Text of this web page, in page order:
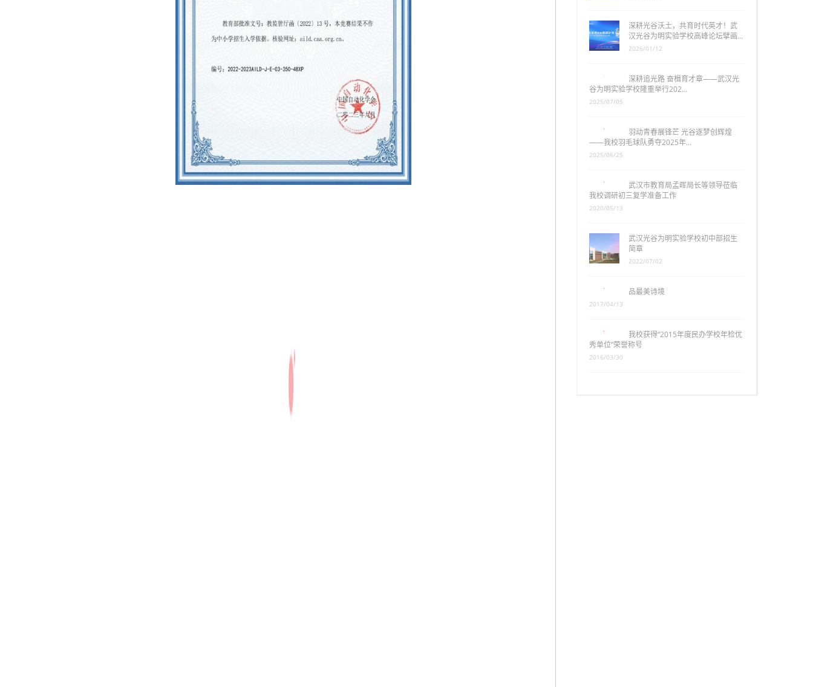
深耕光谷沃土，共育时代英才！武
汉光谷为明实验学校高峰论坛擘画…
2026/01/12
深耕追光路 奋楫育才章——武汉光
谷为明实验学校隆重举行202…
2025/07/05
羽动青春展锋芒 光谷逐梦创辉煌
——我校羽毛球队勇夺2025年…
武汉市教育局孟晖局长等领导莅临
我校调研初三复学准备工作
武汉光谷为明实验学校初中部招生
简章
2022/07/02
品最美诗境
我校获得“2015年度民办学校年检优
秀单位”荣誉称号